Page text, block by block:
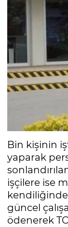
Bin kişinin
yaparak
işçilere ise
güncel
ödenerek